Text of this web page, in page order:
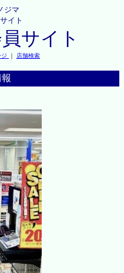
ジマ
イト
サイト
｜ 店舗検索